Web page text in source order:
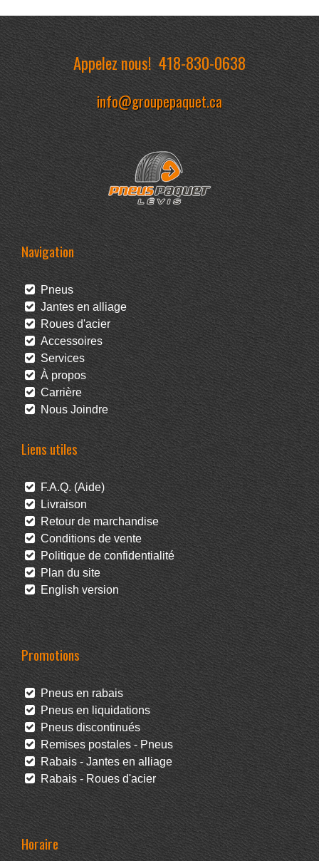
Appelez nous!418-830-0638
info@groupepaquet.ca
Navigation
Pneus
Jantes en alliage
Roues d'acier
Accessoires
Services
À propos
Carrière
Nous Joindre
Liens utiles
F.A.Q. (Aide)
Livraison
Retour de marchandise
Conditions de vente
Politique de confidentialité
Plan du site
English version
Promotions
Pneus en rabais
Pneus en liquidations
Pneus discontinués
Remises postales - Pneus
Rabais - Jantes en alliage
Rabais - Roues d'acier
Horaire